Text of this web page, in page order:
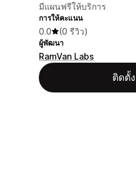
มีแผนฟรีให้บริการ
การให้คะแนน
0.0 (0 รีวิว)
ผู้พัฒนา
RamVan Labs
ติดตั้ง